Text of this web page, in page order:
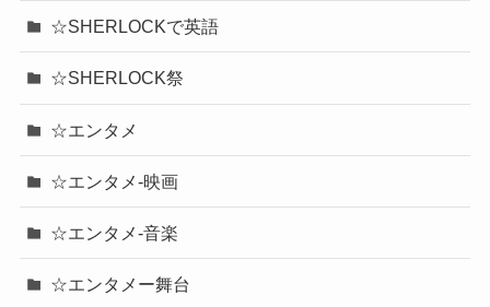
☆SHERLOCKで英語
☆SHERLOCK祭
☆エンタメ
☆エンタメ-映画
☆エンタメ-音楽
☆エンタメー舞台